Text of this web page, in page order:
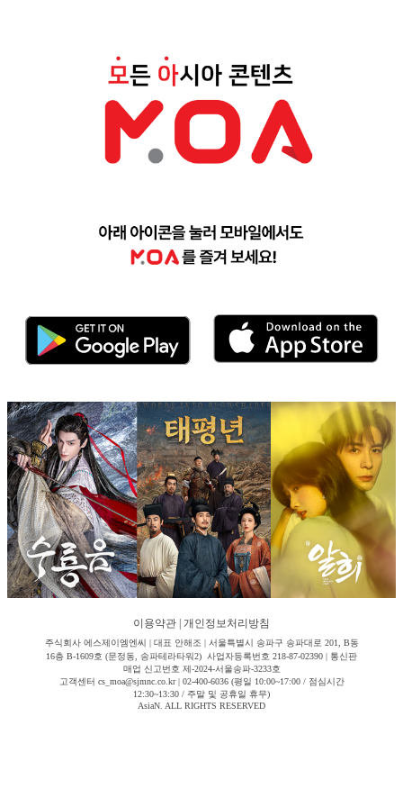
이용약관 개인정보처리방침
주식회사 에스제이엠엔씨 | 대표 안해조 | 서울특별시 송파구 송파대로 201, B동
16층 B-1609호 (문정동, 송파테라타워2) 사업자등록번호 218-87-02390 | 통신판
매업 신고번호 제-2024-서울송파-3233호
고객센터 cs_moa@sjmnc.co.kr | 02-400-6036 (평일 10:00~17:00 / 점심시간
12:30~13:30 / 주말 및 공휴일 휴무)
AsiaN. ALL RIGHTS RESERVED